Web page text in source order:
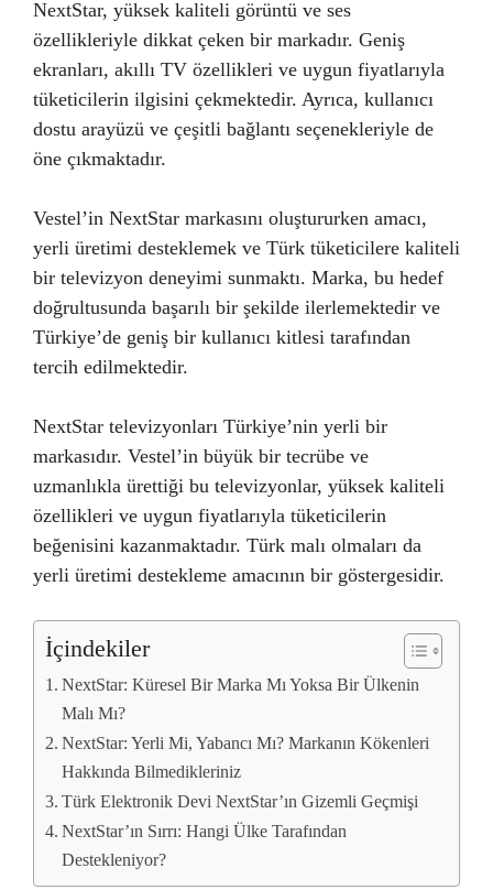
NextStar, yüksek kaliteli görüntü ve ses
özellikleriyle dikkat çeken bir markadır. Geniş
ekranları, akıllı TV özellikleri ve uygun fiyatlarıyla
tüketicilerin ilgisini çekmektedir. Ayrıca, kullanıcı
dostu arayüzü ve çeşitli bağlantı seçenekleriyle de
öne çıkmaktadır.
Vestel’in NextStar markasını oluştururken amacı,
yerli üretimi desteklemek ve Türk tüketicilere kaliteli
bir televizyon deneyimi sunmaktı. Marka, bu hedef
doğrultusunda başarılı bir şekilde ilerlemektedir ve
Türkiye’de geniş bir kullanıcı kitlesi tarafından
tercih edilmektedir.
NextStar televizyonları Türkiye’nin yerli bir
markasıdır. Vestel’in büyük bir tecrübe ve
uzmanlıkla ürettiği bu televizyonlar, yüksek kaliteli
özellikleri ve uygun fiyatlarıyla tüketicilerin
beğenisini kazanmaktadır. Türk malı olmaları da
yerli üretimi destekleme amacının bir göstergesidir.
İçindekiler
NextStar: Küresel Bir Marka Mı Yoksa Bir Ülkenin
Malı Mı?
NextStar: Yerli Mi, Yabancı Mı? Markanın Kökenleri
Hakkında Bilmedikleriniz
Türk Elektronik Devi NextStar’ın Gizemli Geçmişi
NextStar’ın Sırrı: Hangi Ülke Tarafından
Destekleniyor?